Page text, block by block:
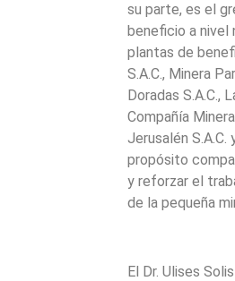
su parte, es el
beneficio a nivel
plantas de
S.A.C., Minera
Doradas S.A.C.,
Compañía
Jerusalén
propósito
y reforzar el
de la pequeña
El Dr. Ulises